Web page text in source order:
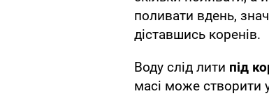
поливати вдень,
діставшись коренів.
Воду слід лити під
масі може створити